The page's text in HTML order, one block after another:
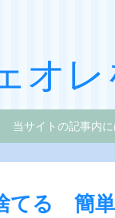
オ
当サイトの記事内
てる 簡